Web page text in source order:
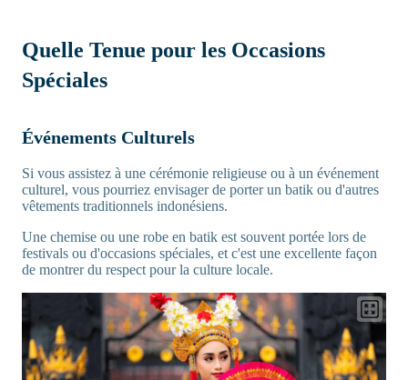
Quelle Tenue pour les Occasions
Spéciales
Événements Culturels
Si vous assistez à une cérémonie religieuse ou à un événement
culturel, vous pourriez envisager de porter un batik ou d'autres
vêtements traditionnels indonésiens.
Une chemise ou une robe en batik est souvent portée lors de
festivals ou d'occasions spéciales, et c'est une excellente façon
de montrer du respect pour la culture locale.